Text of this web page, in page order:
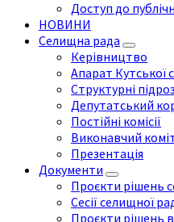
Доступ до
НОВИНИ
Селищна рада
Керівництво
Апарат Кутської
Структурні
Депутатський
Постійні комісії
Виконавчий
Презентація
Документи
Проєкти рішень
Сесії селищної
Проєкти рішень